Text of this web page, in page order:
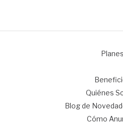
Planes
Quiénes
Blog de
Cómo